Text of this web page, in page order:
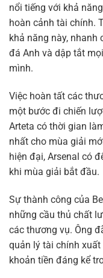
nổi tiếng với khả
hoàn cảnh tài chính.
khả năng này,
đá Anh và dập tắt
mình.
Việc hoàn tất các
một bước đi chiến
Arteta có thời gian
nhất cho mùa giải
hiện đại, Arsenal có
khi mùa giải bắt đầu.
Sự thành công của
những cầu thủ chất
các thương vụ. Ông
quản lý tài chính
khoản tiền đáng kể